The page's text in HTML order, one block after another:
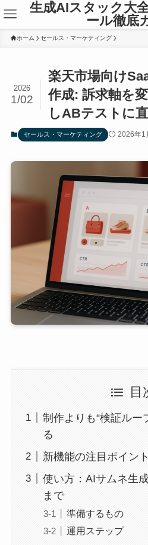
生成AIスタック大
ール徹底
ホーム セールス・マーケティング
楽天市場向け
作成: 訴求軸を
しABテストに
2026
1/02
セールス・マーケティング 2026年1
目
制作よりも“検証ルー
る
新機能の注目ポイン
使い方：AIサムネ生
まで
準備するもの
運用ステップ